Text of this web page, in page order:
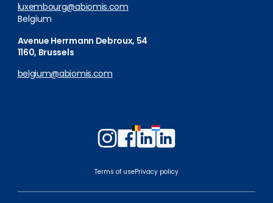
luxembourg@abiomis.com
Belgium
Avenue Herrmann Debroux, 54
1160, Brussels
belgium@abiomis.com
Follow
us
on
Follow
us
on
Follow
us
on
Belgium
Follow
us
Luxembourg
Terms of usePrivacy policy